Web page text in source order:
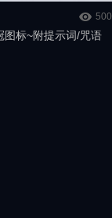
500
图标~附提示词/咒语